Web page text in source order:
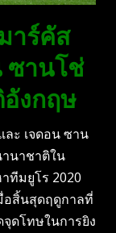
าร์คัส
ซานโช่
งกฤษ
ะ เจดอน ซาน
นาชาติใน
ทีมยูโร 2020
อสิ้นสุดฤดูกาลที่
ดโทษในการยิง